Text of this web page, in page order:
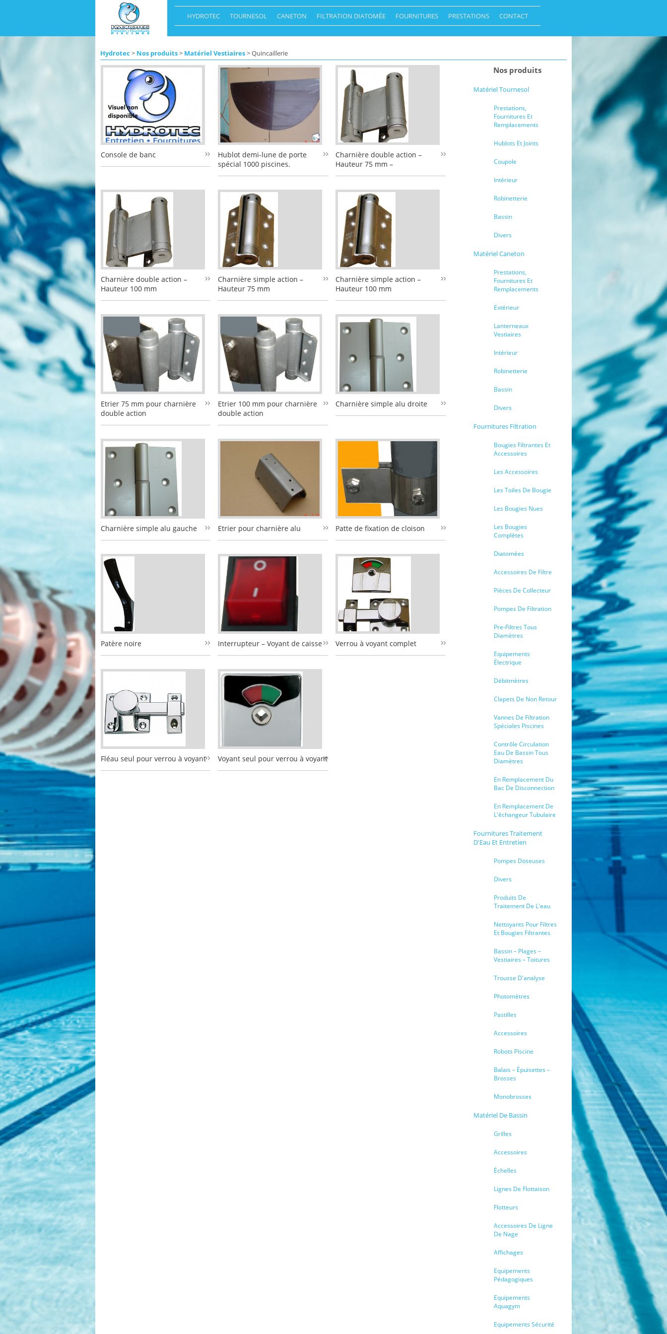
HYDROTEC TOURNESOL CANETON FILTRATION DIATOMÉE FOURNITURES PRESTATIONS CONTACT
Hydrotec > Nos produits> Matériel Vestiaires> Quincaillerie
Nos produits
Matériel Tournesol
Prestations,
Fournitures Et
Remplacements
Hublots Et Joints
Coupole
Intérieur
Robinetterie
Bassin
Divers
Matériel Caneton
Prestations,
Fournitures Et
Remplacements
Extérieur
Lanterneaux
Vestiaires
Intérieur
Robinetterie
Bassin
Divers
Fournitures Filtration
Bougies Filtrantes Et
Accessoires
Les Accessoires
Les Toiles De Bougie
Les Bougies Nues
Les Bougies
Complètes
Diatomées
Accessoires De Filtre
Pièces De Collecteur
Pompes De Filtration
Pre-Filtres Tous
Diamètres
Equipements
Électrique
Débitmètres
Clapets De Non Retour
Vannes De Filtration
Spéciales Piscines
Contrôle Circulation
Eau De Bassin Tous
Diamètres
En Remplacement Du
Bac De Disconnection
En Remplacement De
L'échangeur Tubulaire
Fournitures Traitement
D'Eau Et Entretien
Pompes Doseuses
Divers
Produits De
Traitement De L'eau
Nettoyants Pour Filtres
Et Bougies Filtrantes
Bassin – Plages –
Vestiaires – Toitures
Trousse D'analyse
Photomètres
Pastilles
Accessoires
Robots Piscine
Balais – Épuisettes –
Brosses
Monobrosses
Matériel De Bassin
Grilles
Accessoires
Échelles
Lignes De Flottaison
Flotteurs
Accessoires De Ligne
De Nage
Affichages
Equipements
Pédagogiques
Equipements
Aquagym
Equipements Sécurité
Console de banc
Hublot demi-lune de porte
spécial 1000 piscines.
Charnière double action –
Hauteur 75 mm –
Charnière double action –
Hauteur 100 mm
Charnière simple action –
Hauteur 75 mm
Charnière simple action –
Hauteur 100 mm
Etrier 75 mm pour charnière
double action
Etrier 100 mm pour charnière
double action
Charnière simple alu droite
Charnière simple alu gauche Etrier pour charnière alu Patte de fixation de cloison
Patère noire Interrupteur – Voyant de caisse Verrou à voyant complet
Fléau seul pour verrou à voyant Voyant seul pour verrou à voyant